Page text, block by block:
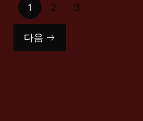
1 2 3
다음